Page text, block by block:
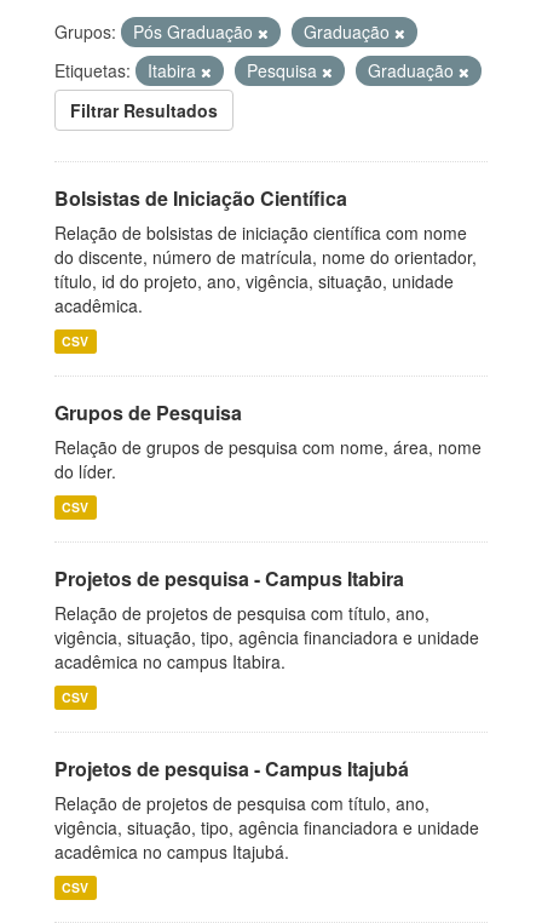
Grupos: Pós Graduação
Graduação
Etiquetas:
Itabira Pesquisa
Graduação
Filtrar Resultados
Bolsistas de Iniciação Científica
Relação de bolsistas de iniciação científica com nome
do discente, número de matrícula, nome do orientador,
título, id do projeto, ano, vigência, situação, unidade
acadêmica.
CSV
Grupos de Pesquisa
Relação de grupos de pesquisa com nome, área, nome
do líder.
CSV
Projetos de pesquisa - Campus Itabira
Relação de projetos de pesquisa com título, ano,
vigência, situação, tipo, agência financiadora e unidade
acadêmica no campus Itabira.
CSV
Projetos de pesquisa - Campus Itajubá
Relação de projetos de pesquisa com título, ano,
vigência, situação, tipo, agência financiadora e unidade
acadêmica no campus Itajubá.
CSV